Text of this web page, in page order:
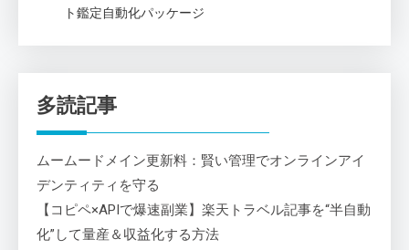
ト鑑定自動化パッケージ
多読記事
ムームードメイン更新料：賢い管理でオンラインアイ
デンティティを守る
【コピペ×APIで爆速副業】楽天トラベル記事を“半自動
化”して量産＆収益化する方法